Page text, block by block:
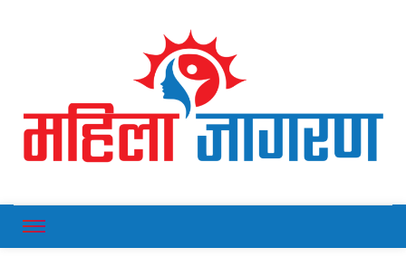
Mahilajagaran